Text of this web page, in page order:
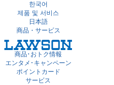
한국어
제품 및 서비스
日本語
商品・サービス
商品･おトク情報
エンタメ･キャンペーン
ポイントカード
サービス